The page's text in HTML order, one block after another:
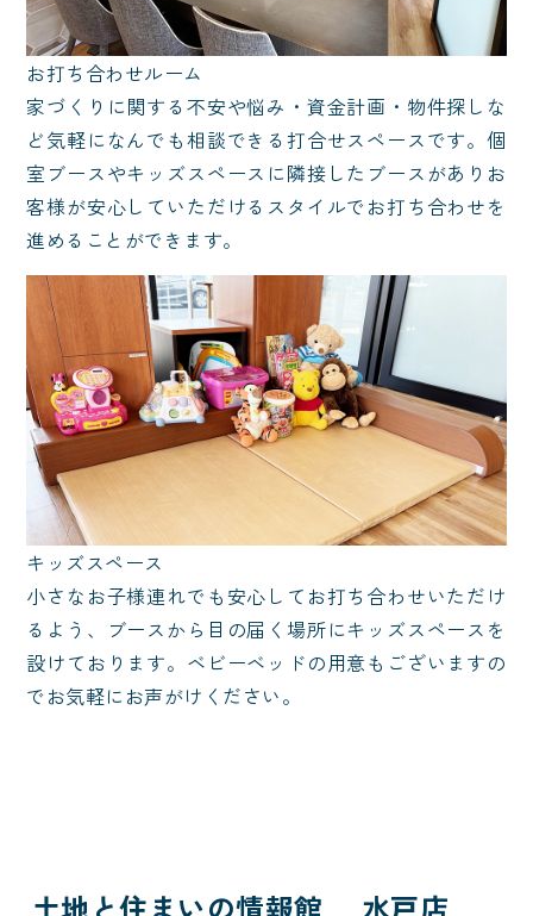
お打ち合わせルーム
家づくりに関する不安や悩み・資金計画・物件探しな
ど気軽になんでも相談できる打合せスペースです。個
室ブースやキッズスペースに隣接したブースがありお
客様が安心していただけるスタイルでお打ち合わせを
進めることができます。
キッズスペース
小さなお子様連れでも安心してお打ち合わせいただけ
るよう、ブースから目の届く場所にキッズスペースを
設けております。ベビーベッドの用意もございますの
でお気軽にお声がけください。
土地と住まいの情報館 水戸店